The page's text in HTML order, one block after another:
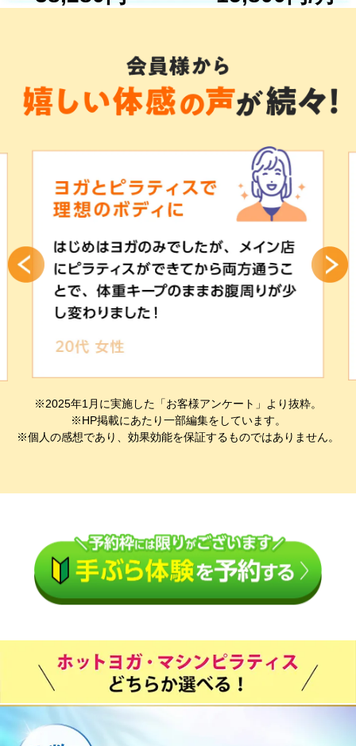
※2025年1月に実施した「お客様アンケート」より抜粋。
※HP掲載にあたり一部編集をしています。
※個人の感想であり、効果効能を保証するものではありません。